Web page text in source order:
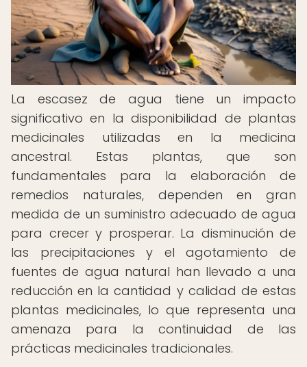
La escasez de agua tiene un impacto
significativo en la disponibilidad de plantas
medicinales utilizadas en la medicina
ancestral. Estas plantas, que son
fundamentales para la elaboración de
remedios naturales, dependen en gran
medida de un suministro adecuado de agua
para crecer y prosperar. La disminución de
las precipitaciones y el agotamiento de
fuentes de agua natural han llevado a una
reducción en la cantidad y calidad de estas
plantas medicinales, lo que representa una
amenaza para la continuidad de las
prácticas medicinales tradicionales.